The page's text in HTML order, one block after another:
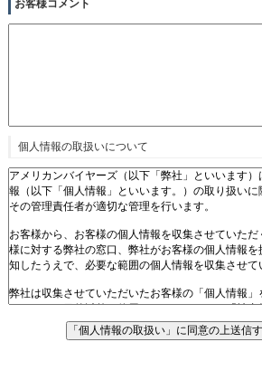
お客様コメント
個人情報の取扱いについて